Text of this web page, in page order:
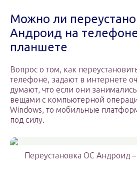
Можно ли
Андроид на
планшете
Вопрос о том, как
телефоне, задают в интернете
думают, что если они
вещами с компьютерной
Windows, то мобильные
под силу.
Переустановка ОС Андроид